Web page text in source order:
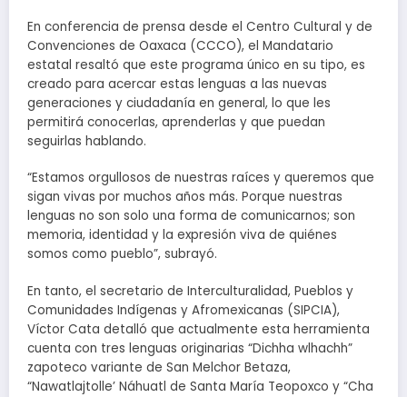
En conferencia de prensa desde el Centro Cultural y de
Convenciones de Oaxaca (CCCO), el Mandatario
estatal resaltó que este programa único en su tipo, es
creado para acercar estas lenguas a las nuevas
generaciones y ciudadanía en general, lo que les
permitirá conocerlas, aprenderlas y que puedan
seguirlas hablando.
“Estamos orgullosos de nuestras raíces y queremos que
sigan vivas por muchos años más. Porque nuestras
lenguas no son solo una forma de comunicarnos; son
memoria, identidad y la expresión viva de quiénes
somos como pueblo”, subrayó.
En tanto, el secretario de Interculturalidad, Pueblos y
Comunidades Indígenas y Afromexicanas (SIPCIA),
Víctor Cata detalló que actualmente esta herramienta
cuenta con tres lenguas originarias “Dichha wlhachh”
zapoteco variante de San Melchor Betaza,
“Nawatlajtolle’ Náhuatl de Santa María Teopoxco y “Cha